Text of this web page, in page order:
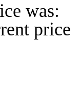
was:
price